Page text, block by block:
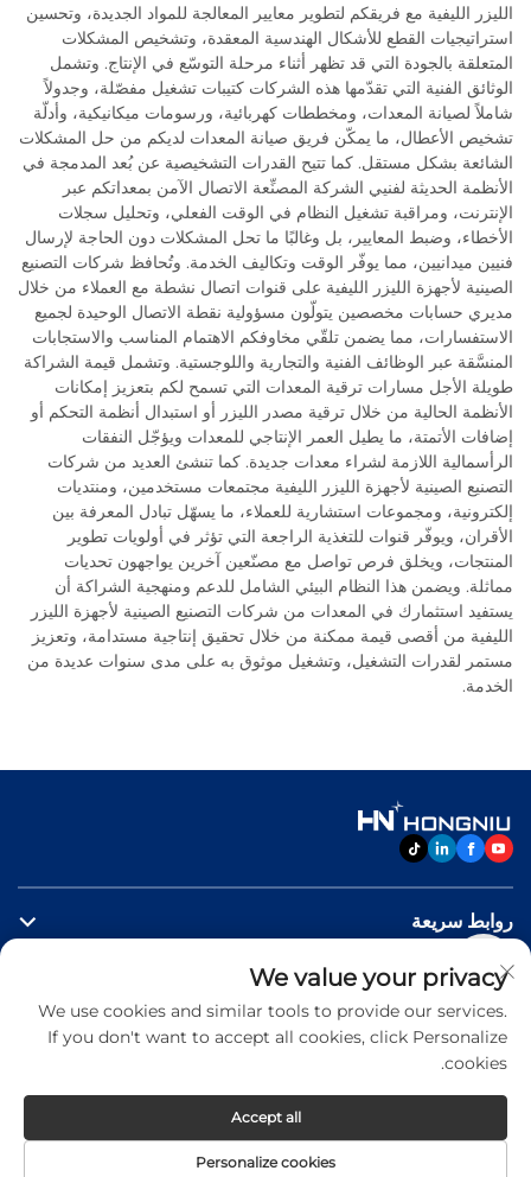
الليزر الليفية مع فريقكم لتطوير معايير المعالجة للمواد الجديدة، وتحسين
استراتيجيات القطع للأشكال الهندسية المعقدة، وتشخيص المشكلات
المتعلقة بالجودة التي قد تظهر أثناء مرحلة التوسّع في الإنتاج. وتشمل
الوثائق الفنية التي تقدّمها هذه الشركات كتيبات تشغيل مفصّلة، وجدولاً
شاملاً لصيانة المعدات، ومخططات كهربائية، ورسومات ميكانيكية، وأدلّة
تشخيص الأعطال، ما يمكّن فريق صيانة المعدات لديكم من حل المشكلات
الشائعة بشكل مستقل. كما تتيح القدرات التشخيصية عن بُعد المدمجة في
الأنظمة الحديثة لفنيي الشركة المصنِّعة الاتصال الآمن بمعداتكم عبر
الإنترنت، ومراقبة تشغيل النظام في الوقت الفعلي، وتحليل سجلات
الأخطاء، وضبط المعايير، بل وغالبًا ما تحل المشكلات دون الحاجة لإرسال
فنيين ميدانيين، مما يوفّر الوقت وتكاليف الخدمة. وتُحافظ شركات التصنيع
الصينية لأجهزة الليزر الليفية على قنوات اتصال نشطة مع العملاء من خلال
مديري حسابات مخصصين يتولّون مسؤولية نقطة الاتصال الوحيدة لجميع
الاستفسارات، مما يضمن تلقّي مخاوفكم الاهتمام المناسب والاستجابات
المنسَّقة عبر الوظائف الفنية والتجارية واللوجستية. وتشمل قيمة الشراكة
طويلة الأجل مسارات ترقية المعدات التي تسمح لكم بتعزيز إمكانات
الأنظمة الحالية من خلال ترقية مصدر الليزر أو استبدال أنظمة التحكم أو
إضافات الأتمتة، ما يطيل العمر الإنتاجي للمعدات ويؤجّل النفقات
الرأسمالية اللازمة لشراء معدات جديدة. كما تنشئ العديد من شركات
التصنيع الصينية لأجهزة الليزر الليفية مجتمعات مستخدمين، ومنتديات
إلكترونية، ومجموعات استشارية للعملاء، ما يسهّل تبادل المعرفة بين
الأقران، ويوفّر قنوات للتغذية الراجعة التي تؤثر في أولويات تطوير
المنتجات، ويخلق فرص تواصل مع مصنّعين آخرين يواجهون تحديات
مماثلة. ويضمن هذا النظام البيئي الشامل للدعم ومنهجية الشراكة أن
يستفيد استثمارك في المعدات من شركات التصنيع الصينية لأجهزة الليزر
الليفية من أقصى قيمة ممكنة من خلال تحقيق إنتاجية مستدامة، وتعزيز
مستمر لقدرات التشغيل، وتشغيل موثوق به على مدى سنوات عديدة من
الخدمة.
روابط سريعة
منتجات
اتصل بنا
Copyright © 2026 Jinan Hongniu Machinery Equipment
We value your privacy
We use cookies and similar tools to provide our services.
If you don't want to accept all cookies, click Personalize
cookies.
Personalize cookies
Accept all